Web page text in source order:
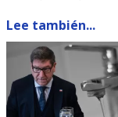
Lee también...